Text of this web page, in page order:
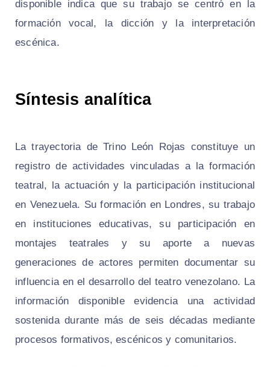
disponible indica que su trabajo se centró en la
formación vocal, la dicción y la interpretación
escénica.
Síntesis analítica
La trayectoria de Trino León Rojas constituye un
registro de actividades vinculadas a la formación
teatral, la actuación y la participación institucional
en Venezuela. Su formación en Londres, su trabajo
en instituciones educativas, su participación en
montajes teatrales y su aporte a nuevas
generaciones de actores permiten documentar su
influencia en el desarrollo del teatro venezolano. La
información disponible evidencia una actividad
sostenida durante más de seis décadas mediante
procesos formativos, escénicos y comunitarios.